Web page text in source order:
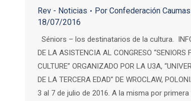
Rev - Noticias Por Confederación Caumas
18/07/2016
Séniors – los destinatarios de la cultura.
DE LA ASISTENCIA AL CONGRESO “SENIORS
CULTURE” ORGANIZADO POR LA U3A,
DE LA TERCERA EDAD” DE WROCLAW,
3 al 7 de julio de 2016. A la misma por primera